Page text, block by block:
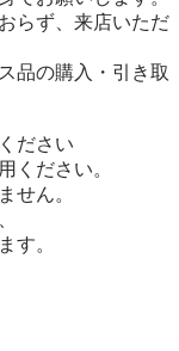
らず、来店いただ
品の購入・引き取
ださい
ください。
せん。
す。